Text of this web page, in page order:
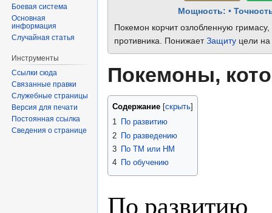
Мощность: •
Покемон корчит озлобленную
противника. ПонижаетЗащиту цели на
Покемоны,
Содержание
1 По развитию
2 По разведению
3 По TM или HM
4 По обучению
По развитию
Боевая система
Основная
информация
Случайная статья
Инструменты
Ссылки сюда
Связанные правки
Служебные страницы
Версия для печати
Постоянная ссылка
Сведения о странице